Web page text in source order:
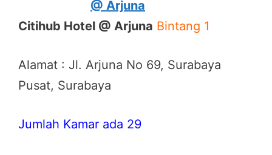
Citihub Hotel @ Arjuna Bintang 1
Alamat : Jl. Arjuna No 69, Surabaya
Pusat, Surabaya
Jumlah Kamar ada 29